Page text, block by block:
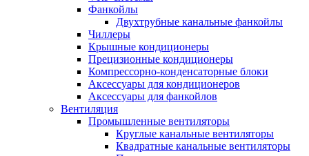
Фанкойлы
Двухтрубные канальные фанкойлы
Чиллеры
Крышные кондиционеры
Прецизионные кондиционеры
Компрессорно-конденсаторные блоки
Аксессуары для кондиционеров
Аксессуары для фанкойлов
Вентиляция
Промышленные вентиляторы
Круглые канальные вентиляторы
Квадратные канальные вентиляторы